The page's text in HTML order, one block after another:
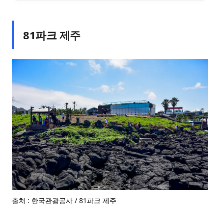
81파크 제주
출처 : 한국관광공사 / 81파크 제주